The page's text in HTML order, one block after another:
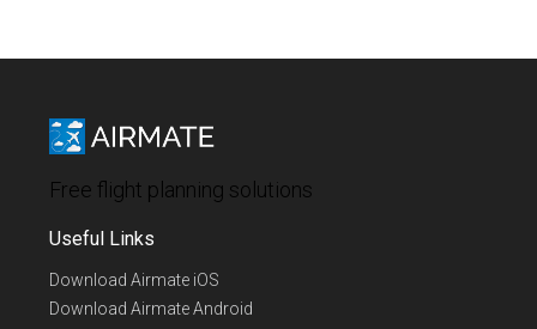
Free flight planning solutions
Useful Links
Download Airmate iOS
Download Airmate Android